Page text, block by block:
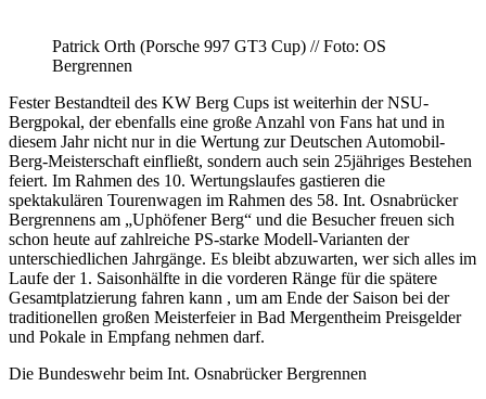
Patrick Orth (Porsche 997 GT3 Cup) // Foto: OS
Bergrennen
Fester Bestandteil des KW Berg Cups ist weiterhin der NSU-
Bergpokal, der ebenfalls eine große Anzahl von Fans hat und in
diesem Jahr nicht nur in die Wertung zur Deutschen Automobil-
Berg-Meisterschaft einfließt, sondern auch sein 25jähriges Bestehen
feiert. Im Rahmen des 10. Wertungslaufes gastieren die
spektakulären Tourenwagen im Rahmen des 58. Int. Osnabrücker
Bergrennens am „Uphöfener Berg“ und die Besucher freuen sich
schon heute auf zahlreiche PS-starke Modell-Varianten der
unterschiedlichen Jahrgänge. Es bleibt abzuwarten, wer sich alles im
Laufe der 1. Saisonhälfte in die vorderen Ränge für die spätere
Gesamtplatzierung fahren kann , um am Ende der Saison bei der
traditionellen großen Meisterfeier in Bad Mergentheim Preisgelder
und Pokale in Empfang nehmen darf.
Die Bundeswehr beim Int. Osnabrücker Bergrennen